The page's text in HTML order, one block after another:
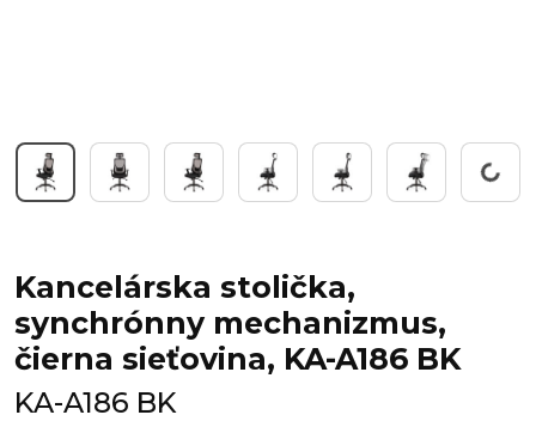
Working...
Kancelárska stolička,
synchrónny mechanizmus,
čierna sieťovina, KA-A186 BK
KA-A186 BK